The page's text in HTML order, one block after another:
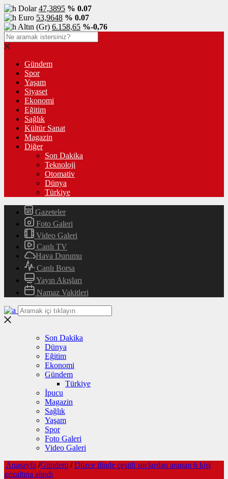
Dolar47,3895 % 0.07
Euro 53,9648 % 0.07
Altın (Gr) 6.158,65 %-0,76
Gündem
Spor
Yaşam
Siyaset
Ekonomi
Eğitim
Sağlık
Kültür Sanat
Magazin
Diğer
Son Dakika
Teknoloji
Otomativ
Dünya
Türkiye
Gazeteler
Foto Galeri
Video Galeri
Canlı TV
Hava Durumu
Canlı Borsa
Yayın Akışları
Namaz Vakitleri
Son Dakika
Dünya
Eğitim
Ekonomi
Gündem
Türkiye
İpucu
Magazin
Sağlık
Yaşam
Spor
Foto Galeri
Video Galeri
Anasayfa /Gündem / Düzce ilinde çeşitli suçlardan aranan 6 kişi
gözaltına alındı